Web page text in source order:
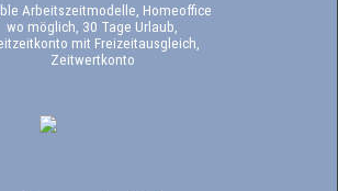
Arbeitszeitmodelle, Homeoffice
wo möglich, 30 Tage Urlaub,
mit Freizeitausgleich,
Zeitwertkonto